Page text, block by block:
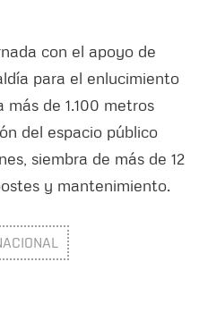
con el apoyo de
para el enlucimiento
de 1.100 metros
del espacio público
siembra de más de 12
y mantenimiento.